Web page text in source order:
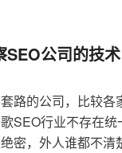
SEO公司的技
路的公司，比较各
SEO行业不存在统
密，外人谁都不清